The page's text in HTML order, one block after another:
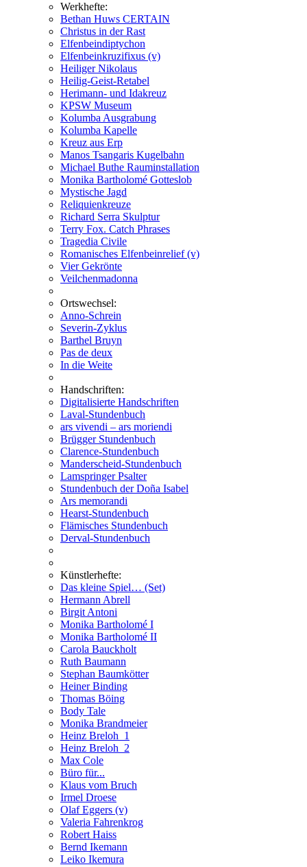
Werkhefte:
Bethan Huws CERTAIN
Christus in der Rast
Elfenbeindiptychon
Elfenbeinkruzifixus (v)
Heiliger Nikolaus
Heilig-Geist-Retabel
Herimann- und Idakreuz
KPSW Museum
Kolumba Ausgrabung
Kolumba Kapelle
Kreuz aus Erp
Manos Tsangaris Kugelbahn
Michael Buthe Rauminstallation
Monika Bartholomé Gotteslob
Mystische Jagd
Reliquienkreuze
Richard Serra Skulptur
Terry Fox. Catch Phrases
Tragedia Civile
Romanisches Elfenbeinrelief (v)
Vier Gekrönte
Veilchenmadonna
Ortswechsel:
Anno-Schrein
Severin-Zyklus
Barthel Bruyn
Pas de deux
In die Weite
Handschriften:
Digitalisierte Handschriften
Laval-Stundenbuch
ars vivendi – ars moriendi
Brügger Stundenbuch
Clarence-Stundenbuch
Manderscheid-Stundenbuch
Lamspringer Psalter
Stundenbuch der Doña Isabel
Ars memorandi
Hearst-Stundenbuch
Flämisches Stundenbuch
Derval-Stundenbuch
Künstlerhefte:
Das kleine Spiel… (Set)
Hermann Abrell
Birgit Antoni
Monika Bartholomé I
Monika Bartholomé II
Carola Bauckholt
Ruth Baumann
Stephan Baumkötter
Heiner Binding
Thomas Böing
Body Tale
Monika Brandmeier
Heinz Breloh_1
Heinz Breloh_2
Max Cole
Büro für...
Klaus vom Bruch
Irmel Droese
Olaf Eggers (v)
Valeria Fahrenkrog
Robert Haiss
Bernd Ikemann
Leiko Ikemura